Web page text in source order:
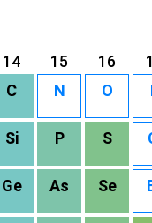
14 15 16
C N O
Si P S
Ge As Se